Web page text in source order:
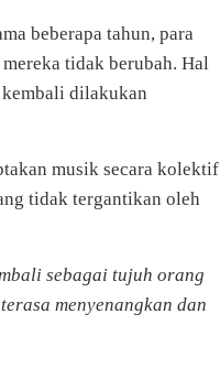
beberapa tahun, para
tidak berubah. Hal
dilakukan
musik secara kolektif
tidak tergantikan oleh
sebagai tujuh orang
menyenangkan dan